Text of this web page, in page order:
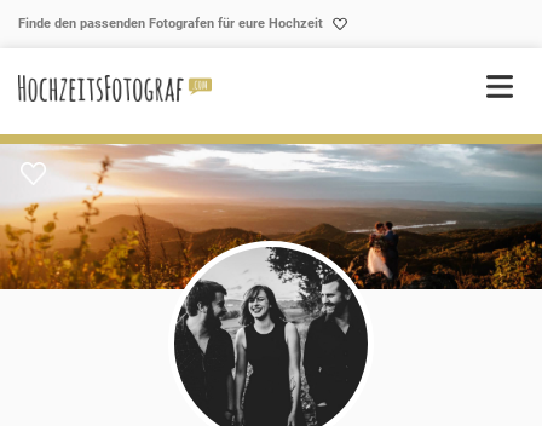
Finde den passenden Fotografen für eure Hochzeit